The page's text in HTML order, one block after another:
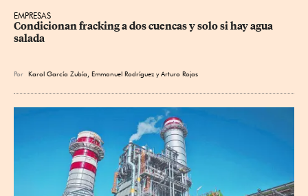
EMPRESAS
Condicionan fracking a dos cuencas y solo si hay agua
salada
Por Karol García Zubía Emmanuel Rodríguez yArturo Rojas